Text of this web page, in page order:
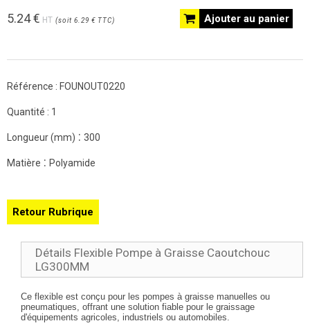
Ajouter au panier
5.24€ HT (soit 6.29 € TTC)
Référence : FOUNOUT0220
Quantité : 1
Longueur (mm) : 300
Matière : Polyamide
Retour Rubrique
Détails Flexible Pompe à Graisse Caoutchouc
LG300MM
Ce flexible est conçu pour les pompes à graisse manuelles ou
pneumatiques, offrant une solution fiable pour le graissage
d'équipements agricoles, industriels ou automobiles.